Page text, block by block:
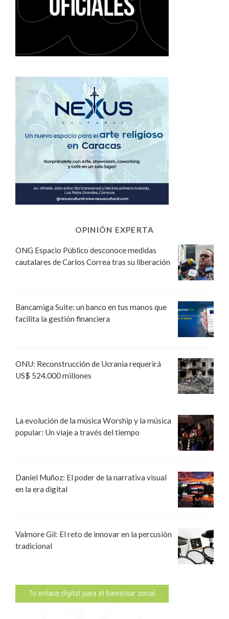
OPINIÓN EXPERTA
ONG Espacio Público desconoce medidas
cautalares de Carlos Correa tras su liberación
Bancamiga Suite: un banco en tus manos que
facilita la gestión financiera
ONU: Reconstrucción de Ucrania requerirá
US$ 524.000 millones
La evolución de la música Worship y la música
popular: Un viaje a través del tiempo
Daniel Muñoz: El poder de la narrativa visual
en la era digital
Valmore Gil: El reto de innovar en la percusión
tradicional